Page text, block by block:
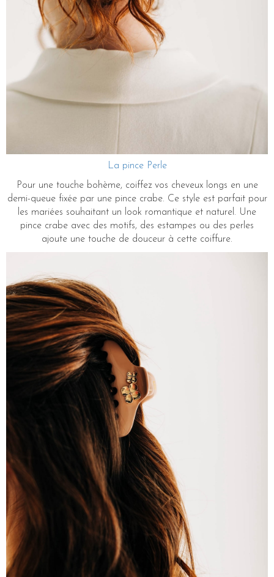
La pince Perle
Pour une touche bohème, coiffez vos cheveux longs en une
demi-queue fixée par une pince crabe. Ce style est parfait pour
les mariées souhaitant un look romantique et naturel. Une
pince crabe avec des motifs, des estampes ou des perles
ajoute une touche de douceur à cette coiffure.